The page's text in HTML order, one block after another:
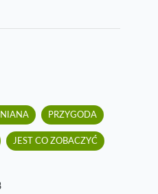
PRZYGODA
JEST CO ZOBACZYĆ